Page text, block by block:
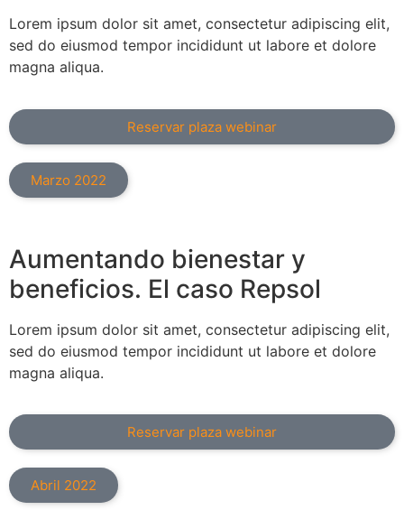
Lorem ipsum dolor sit amet, consectetur adipiscing elit,
sed do eiusmod tempor incididunt ut labore et dolore
magna aliqua.
Reservar plaza webinar
Marzo 2022
Aumentando bienestar y
beneficios. El caso Repsol
Lorem ipsum dolor sit amet, consectetur adipiscing elit,
sed do eiusmod tempor incididunt ut labore et dolore
magna aliqua.
Reservar plaza webinar
Abril 2022